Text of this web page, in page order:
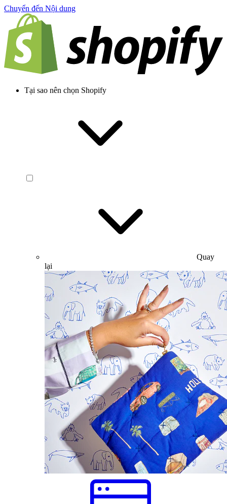
Chuyển đến Nội dung
Tại sao nên chọn Shopify
Quay
lại